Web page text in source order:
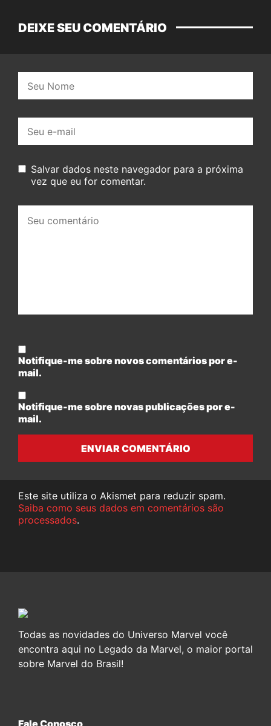
DEIXE SEU COMENTÁRIO
mail:
Salvar dados neste navegador para a próxima
vez que eu for comentar.
comentário:
Notifique-me sobre novos comentários por e-
mail.
Notifique-me sobre novas publicações por e-
mail.
ENVIAR COMENTÁRIO
Este site utiliza o Akismet para reduzir spam.
Saiba como seus dados em comentários são
processados.
Todas as novidades do Universo Marvel você
encontra aqui no Legado da Marvel, o maior portal
sobre Marvel do Brasil!